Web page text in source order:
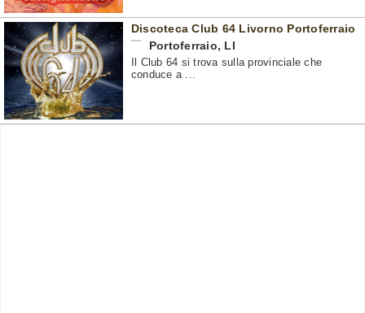
Discoteca Club 64 Livorno Portoferraio
Portoferraio, LI
Il Club 64 si trova sulla provinciale che
conduce a ...